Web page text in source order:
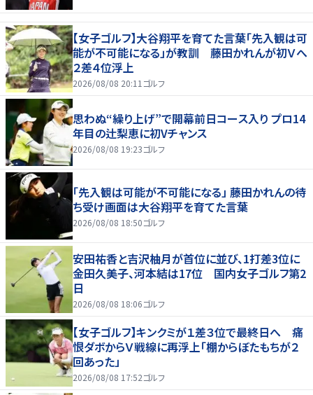
【女子ゴルフ】大谷翔平を育てた言葉「先入観は可
能が不可能になる」が教訓 藤田かれんが初Ｖへ
２差４位浮上
2026/08/08 20:11 ゴルフ
思わぬ“繰り上げ”で開幕前日コース入り プロ14
年目の辻梨恵に初Vチャンス
2026/08/08 19:23ゴルフ
「先入観は可能が不可能になる」 藤田かれんの待
ち受け画面は大谷翔平を育てた言葉
2026/08/08 18:50ゴルフ
安田祐香と吉沢柚月が首位に並び、1打差3位に
金田久美子、河本結は17位 国内女子ゴルフ第2
日
2026/08/08 18:06ゴルフ
【女子ゴルフ】キンクミが１差３位で最終日へ 痛
恨ダボからＶ戦線に再浮上「棚からぼたもちが２
回あった」
2026/08/08 17:52ゴルフ